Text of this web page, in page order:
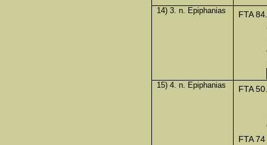
14) 3. n. Epiphanias
FTA 84.
15) 4. n. Epiphanias
FTA 50.
FTA 74